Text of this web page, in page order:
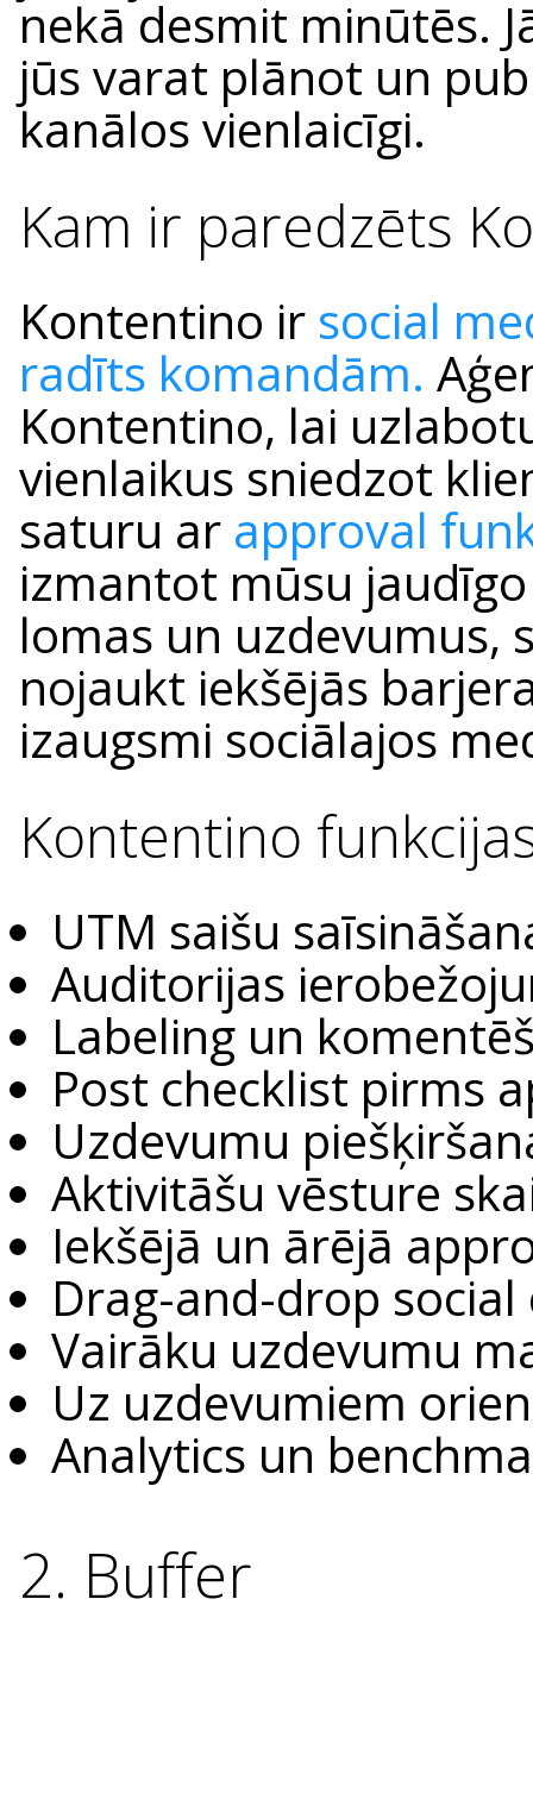
nekā desmit minūtēs.
jūs varat plānot un
kanālos vienlaicīgi.
Kam ir paredzēts
Kontentino ir social
radīts komandām.
Kontentino, lai
vienlaikus sniedzot
saturu ar approval
izmantot mūsu
lomas un uzdevumus,
nojaukt iekšējās
izaugsmi sociālajos
Kontentino
UTM saišu
Auditorijas
Labeling un
Post checklist pirms
Uzdevumu
Aktivitāšu vēsture
Iekšējā un ārējā
Drag-and-drop
Vairāku uzdevumu
Uz uzdevumiem
Analytics un
2. Buffer